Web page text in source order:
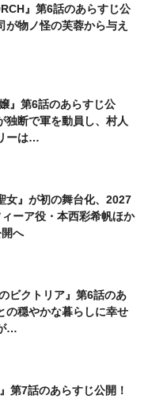
』第6話のあらすじ公
物ノ怪の芙蓉から与え
』第6話のあらすじ公
断で軍を動員し、村人
ーは…
女』が初の舞台化、2027
ーア役・本西彩希帆ほか
へ
ビクトリア』第6話のあ
穏やかな暮らしに幸せ
…
第7話のあらすじ公開！